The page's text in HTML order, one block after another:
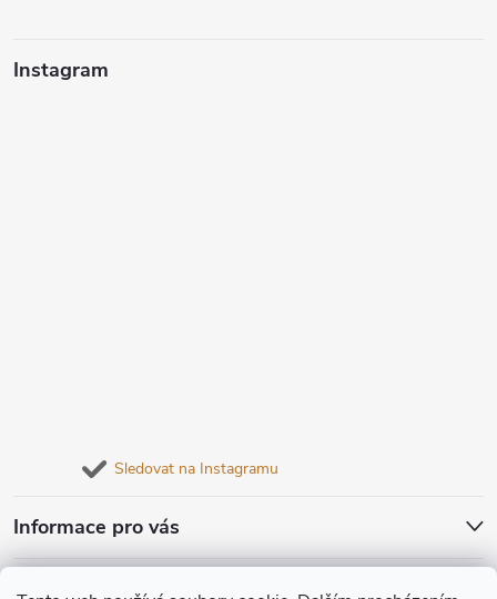
Instagram
Sledovat na Instagramu
Informace pro vás